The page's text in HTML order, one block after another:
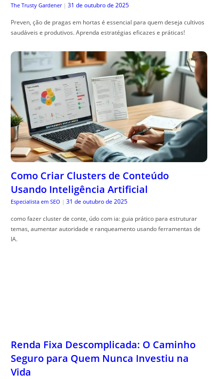
The Trusty Gardener | 31 de outubro de 2025
Preven, ção de pragas em hortas é essencial para quem deseja cultivos
saudáveis e produtivos. Aprenda estratégias eficazes e práticas!
Como Criar Clusters de Conteúdo
Usando Inteligência Artificial
Especialista em SEO | 31 de outubro de 2025
como fazer cluster de conte, údo com ia: guia prático para estruturar
temas, aumentar autoridade e ranqueamento usando ferramentas de
IA.
Renda Fixa Descomplicada: O Caminho
Seguro para Quem Nunca Investiu na
Vida